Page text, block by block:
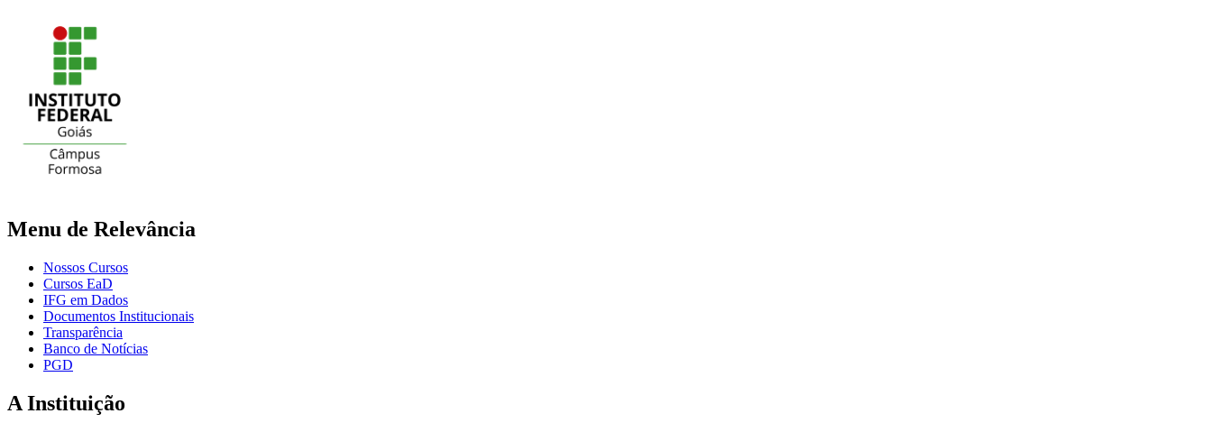
Menu de Relevância
Nossos Cursos
Cursos EaD
IFG em Dados
Documentos Institucionais
Transparência
Banco de Notícias
PGD
A Instituição